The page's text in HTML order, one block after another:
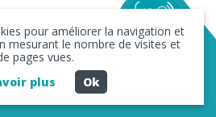
-Mentions légales
Business to Web
pour améliorer la navigation et
mesurant le nombre de visites et
pages vues.
plus
Ok